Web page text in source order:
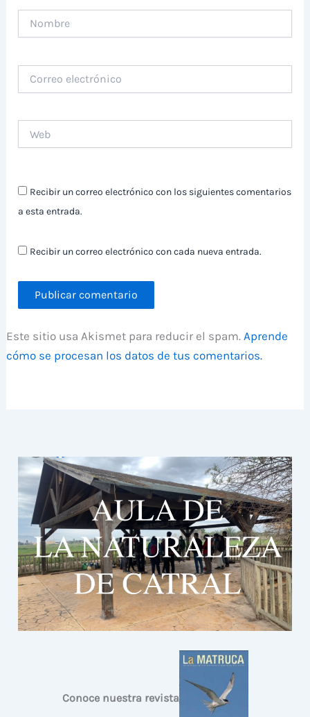
electrónico
Recibir un correo electrónico con los siguientes comentarios
a esta entrada.
Recibir un correo electrónico con cada nueva entrada.
Este sitio usa Akismet para reducir el spam.Aprende
cómo se procesan los datos de tus comentarios.
Conoce nuestra revista